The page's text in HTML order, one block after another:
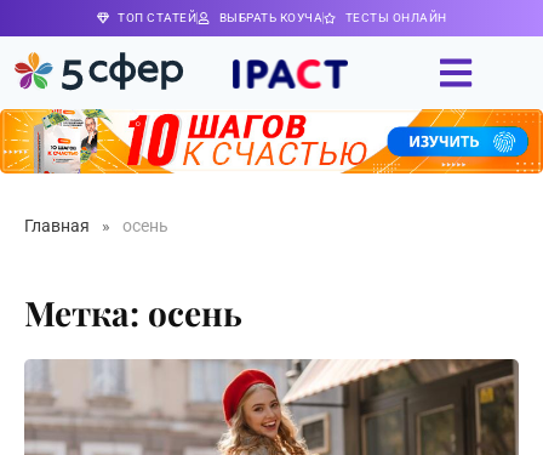
ТОП СТАТЕЙ ВЫБРАТЬ КОУЧА ТЕСТЫ ОНЛАЙН
Главная » осень
Метка: осень